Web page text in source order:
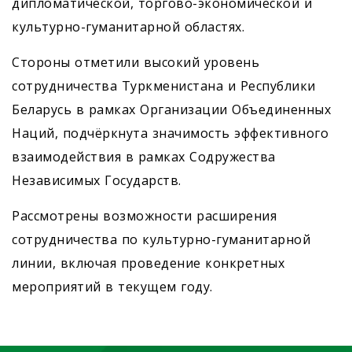
культурно-гуманитарной областях.
Стороны отметили высокий уровень
сотрудничества Туркменистана и Республики
Беларусь в рамках Организации Объединенных
Наций, подчёркнута значимость эффективного
взаимодействия в рамках Содружества
Независимых Государств.
Рассмотрены возможности расширения
сотрудничества по культурно-гуманитарной
линии, включая проведение конкретных
мероприятий в текущем году.